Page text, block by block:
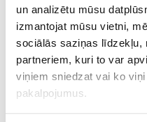
un analizētu mūsu
izmantojat mūsu vietni,
sociālās saziņas līdzekļu,
partneriem, kuri to var
viņiem sniedzat vai ko
pakalpojumus.